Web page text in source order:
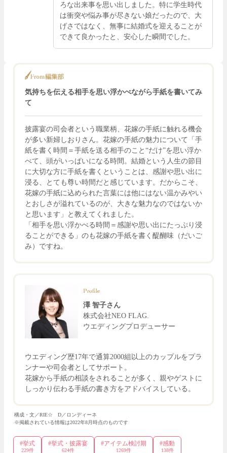
ろな出来事を思い出しました。特に学生時代
は衝突や悩み事が尽きない娘だったので、大
げさではなく、無事に結婚式を迎えることが
できて良かったと、安心した瞬間でした。
気持ちを伝える相手を思い浮かべながら手紙を書いてみ
て
披露宴の司会者という職業柄、花嫁の手紙に触れる機会
が多い新婦しおりさん。花嫁の手紙の魅力について「手
紙を書く時間＝手紙を送る相手のこと“だけ”を思い浮か
べて、頭がいっぱいになる時間。結婚という人生の節目
に大切な方に手紙を書くということは、感謝や思い出に
浸る、とても尊い時間だと感じています。だからこそ、
花嫁の手紙に込められた言葉には他にはない温かみやい
とおしさが溢れているのが、大きな魅力なのではないか
と思います」と教えてくれました。
「相手を思い浮かべる時間＝感謝や思い出にたっぷり浸
ることができる」のも花嫁の手紙を書く醍醐味（だいご
み）ですね。
澤 智子さん
株式会社NEO FLAG.
ウエディングプロデューサー
ウエディング歴17年で通算2000組以上のカップルをプラ
ンナーや司会者としてサポート。
花嫁から手紙の相談をされることが多く、親やゲストに
しっかり伝わる手紙の書き方をアドバイスしている。
構成・文／RIE☆ D／ロンディーネ
※掲載されている情報は2022年8月時点のものです
#挙式
229件
#挙式・披露宴
624件
#アイテム検討期
1269件
#感動
138件